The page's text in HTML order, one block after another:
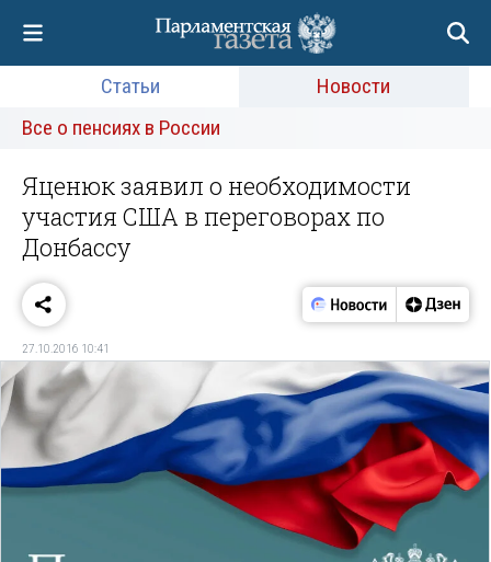
Статьи
Новости
Все о пенсиях в России
Яценюк заявил о необходимости
участия США в переговорах по
Донбассу
27.10.2016 10:41